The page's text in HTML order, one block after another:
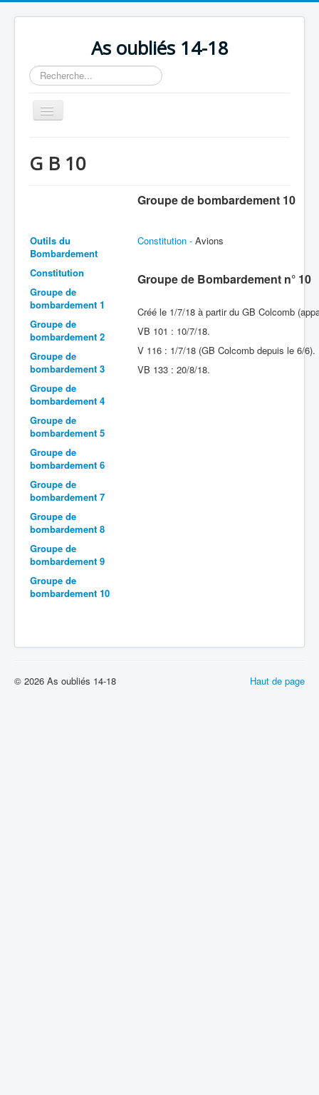
As oubliés 14-18
Rechercher
Basculer
la
Chronologie
Avions
Personnels
Formation
Batailles
Les As
Cahiers des As
G B 10
Groupe de bombardement 10
Outils du
Bombardement
Constitution
Groupe de
bombardement 1
Groupe de
bombardement 2
Groupe de
bombardement 3
Groupe de
bombardement 4
Groupe de
bombardement 5
Groupe de
bombardement 6
Groupe de
bombardement 7
Groupe de
bombardement 8
Groupe de
bombardement 9
Groupe de
bombardement 10
Constitution - Avions
Groupe de Bombardement n° 10
Créé le 1/7/18 à partir du GB Colcomb
VB 101 : 10/7/18.
V 116 : 1/7/18 (GB Colcomb depuis le 6/6).
VB 133 : 20/8/18.
Haut de page
© 2026 As oubliés 14-18